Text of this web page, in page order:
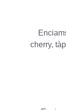
cherry,